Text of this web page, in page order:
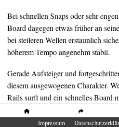
SHARE
Bei schnellen Snaps oder sehr
Board dagegen etwas früher an
bei steileren Wellen erstaunlich
höherem Tempo angenehm stabil.
Gerade Aufsteiger und
diesem ausgewogenen Charakter.
Rails surft und ein schnelles Board
im Spun Honey einen
Surfer könnten das Board dagegen
Impressum